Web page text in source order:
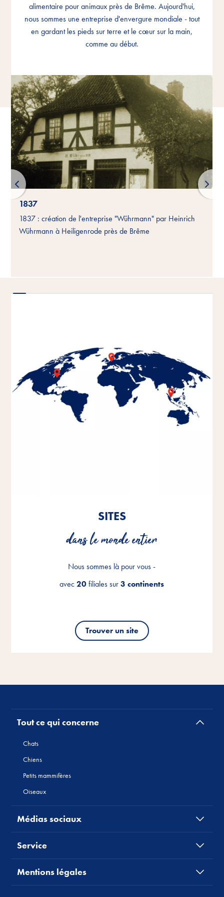
alimentaire pour animaux près de Brême. Aujourd'hui,
nous sommes une entreprise d'envergure mondiale - tout
en gardant les pieds sur terre et le cœur sur la main,
comme au début.
alimentaire pour animaux près de Brême. Aujourd'hui,
nous sommes une entreprise d'envergure mondiale - tout
en gardant les pieds sur terre et le cœur sur la main,
comme au début.
alimentaire pour animaux près de Brême. Aujourd'hui,
nous sommes une entreprise d'envergure mondiale - tout
en gardant les pieds sur terre et le cœur sur la main,
comme au début.
1837
1837 : création de l'entreprise "Wührmann" par Heinrich
Wührmann à Heiligenrode près de Brême
SITES
dans le monde entier
Nous sommes là pour vous -
avec20filiales sur3 continents
Trouver un site
SITES
dans le monde entier
Nous sommes là pour vous -
avec20filiales sur3 continents
Trouver un site
SITES
dans le monde entier
Nous sommes là pour vous -
avec20filiales sur3 continents
Trouver un site
Tout ce qui concerne
Chats
Chiens
Petits mammifères
Oiseaux
Médias sociaux
Service
Mentions légales